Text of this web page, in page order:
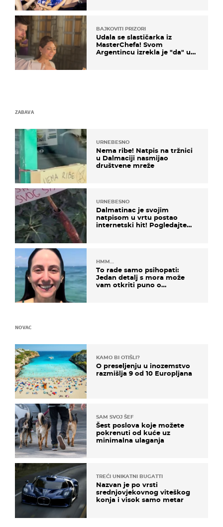
BAJKOVITI PRIZORI
Udala se slastičarka iz
MasterChefa! Svom
Argentincu izrekla je "da" u
ZABAVA
URNEBESNO
Nema ribe! Natpis na tržnici
u Dalmaciji nasmijao
društvene mreže
URNEBESNO
Dalmatinac je svojim
natpisom u vrtu postao
internetski hit! Pogledajte
HMM…
To rade samo psihopati:
Jedan detalj s mora može
vam otkriti puno o
NOVAC
KAMO BI OTIŠLI?
O preseljenju u inozemstvo
razmišlja 9 od 10 Europljana
SAM SVOJ ŠEF
Šest poslova koje možete
pokrenuti od kuće uz
minimalna ulaganja
TREĆI UNIKATNI BUGATTI
Nazvan je po vrsti
srednjovjekovnog viteškog
konja i visok samo metar